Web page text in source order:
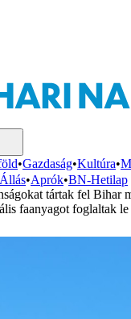
•Gazdaság•Kultúra•
Állás•Aprók•BN-Hetilap
tártak fel Bihar
faanyagot foglaltak le